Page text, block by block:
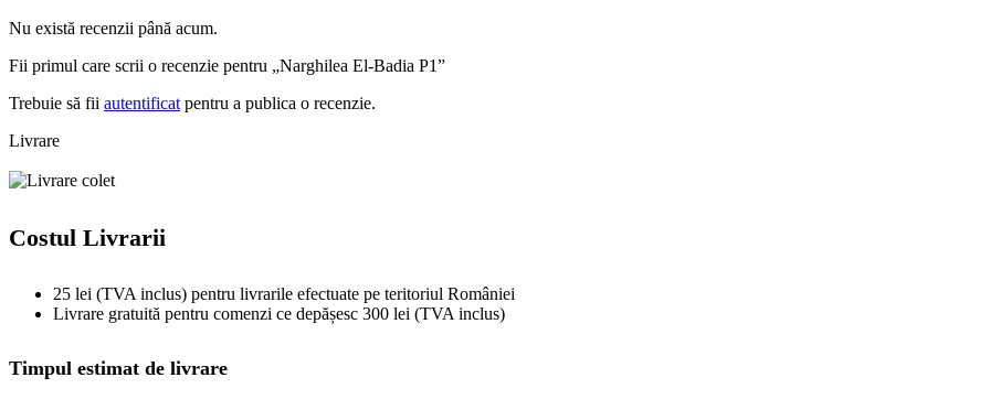
Nu există recenzii până acum.
Fii primul care scrii o recenzie pentru „Narghilea El-Badia P1”
Trebuie să fii autentificat pentru a publica o recenzie.
Livrare
Costul Livrarii
25 lei (TVA inclus) pentru livrarile efectuate pe teritoriul României
Livrare gratuită pentru comenzi ce depășesc 300 lei (TVA inclus)
Timpul estimat de livrare